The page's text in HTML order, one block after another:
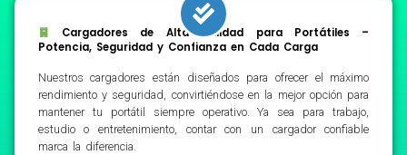
Cargadores de Alta Calidad para Portátiles –
Potencia, Seguridad y Confianza en Cada Carga
Nuestros cargadores están diseñados para ofrecer el máximo
rendimiento y seguridad, convirtiéndose en la mejor opción para
mantener tu portátil siempre operativo. Ya sea para trabajo,
estudio o entretenimiento, contar con un cargador confiable
marca la diferencia.